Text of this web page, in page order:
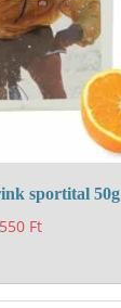
sportital 50g
550 Ft